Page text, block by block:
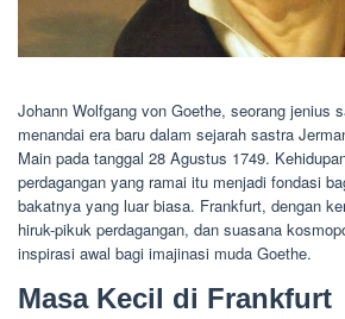
Johann Wolfgang von Goethe, seorang jenius
menandai era baru dalam sejarah sastra
Main pada tanggal 28 Agustus 1749.
perdagangan yang ramai itu menjadi fondasi
bakatnya yang luar biasa. Frankfurt, dengan
hiruk-pikuk perdagangan, dan suasana
inspirasi awal bagi imajinasi muda Goethe.
Masa Kecil di Frankfurt